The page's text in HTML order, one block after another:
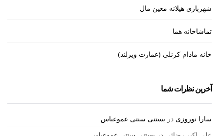
شهربازی هیلانه معین مال
تماشاخانه هما
خانه مادام کرنلی (عمارت ویزلند)
آخرین نظرات شما
سارا نوروزی در بستنی سنتی عموعباس